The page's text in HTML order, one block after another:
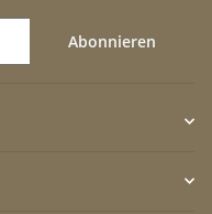
Abonnieren